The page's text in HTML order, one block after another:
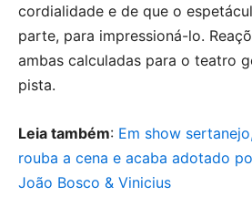
cordialidade e de que o
parte, para impressioná-lo.
ambas calculadas para o teatro
pista.
Leia também: Em show
rouba a cena e acaba adotado
João Bosco & Vinicius